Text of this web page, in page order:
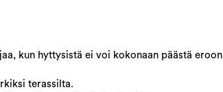
kun hyttysistä ei voi kokonaan päästä eroon
terassilta.